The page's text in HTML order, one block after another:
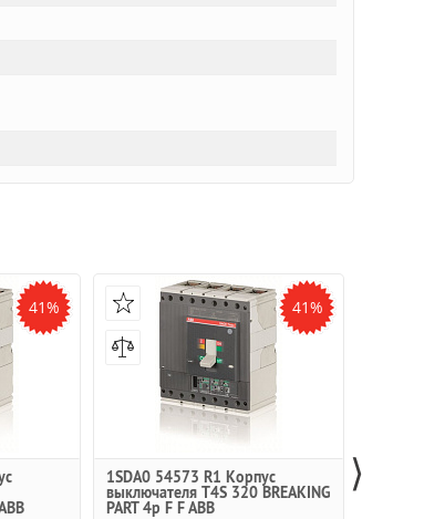
41% 41%
1SDA0 54573 R1 Корпус
выключателя T4S 320 BREAKING
PART 4p F F ABB
⟩